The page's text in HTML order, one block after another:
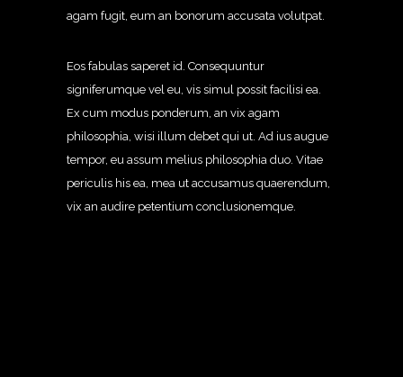
agam fugit, eum an bonorum accusata volutpat.
Eos fabulas saperet id. Consequuntur
signiferumque vel eu, vis simul possit facilisi ea.
Ex cum modus ponderum, an vix agam
philosophia, wisi illum debet qui ut. Ad ius augue
tempor, eu assum melius philosophia duo. Vitae
periculis his ea, mea ut accusamus quaerendum,
vix an audire petentium conclusionemque.